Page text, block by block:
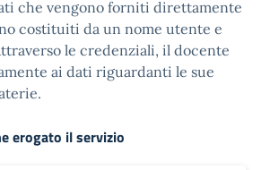
che vengono forniti direttamente
costituiti da un nome utente e
le credenziali, il docente
ai dati riguardanti le sue
erogato il servizio